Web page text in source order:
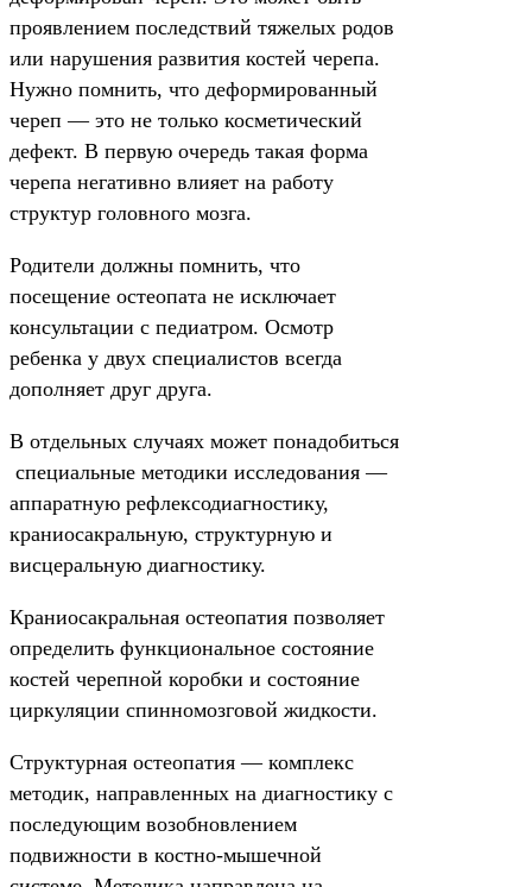
проявлением последствий тяжелых родов
или нарушения развития костей черепа.
Нужно помнить, что деформированный
череп — это не только косметический
дефект. В первую очередь такая форма
черепа негативно влияет на работу
структур головного мозга.
Родители должны помнить, что
посещение остеопата не исключает
консультации с педиатром. Осмотр
ребенка у двух специалистов всегда
дополняет друг друга.
В отдельных случаях может понадобиться
специальные методики исследования —
аппаратную рефлексодиагностику,
краниосакральную, структурную и
висцеральную диагностику.
Краниосакральная остеопатия позволяет
определить функциональное состояние
костей черепной коробки и состояние
циркуляции спинномозговой жидкости.
Структурная остеопатия — комплекс
методик, направленных на диагностику с
последующим возобновлением
подвижности в костно-мышечной